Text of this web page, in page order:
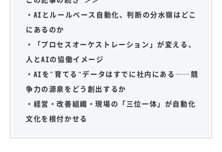
・AIとルールベース自動化、判断の分水嶺はどこ
にあるのか
・「プロセスオーケストレーション」が変える、
人とAIの協働イメージ
・AIを"育てる"データはすでに社内にある──競
争力の源泉をどう創出するか
・経営・改善組織・現場の「三位一体」が自動化
文化を根付かせる